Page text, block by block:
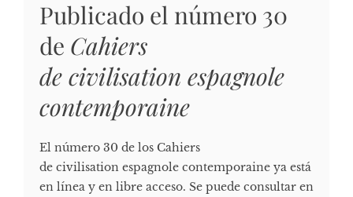
Publicado el número 30
de Cahiers
de civilisation espagnole
contemporaine
El número 30 de los Cahiers
de civilisation espagnole contemporaine ya está
en línea y en libre acceso. Se puede consultar en